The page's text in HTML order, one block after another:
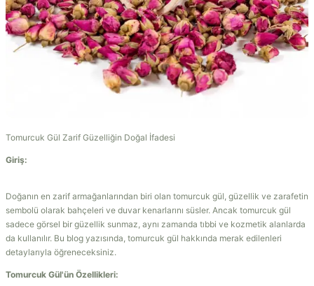
Tomurcuk Gül Zarif Güzelliğin Doğal İfadesi
Giriş:
Doğanın en zarif armağanlarından biri olan tomurcuk gül, güzellik ve zarafetin
sembolü olarak bahçeleri ve duvar kenarlarını süsler. Ancak tomurcuk gül
sadece görsel bir güzellik sunmaz, aynı zamanda tıbbi ve kozmetik alanlarda
da kullanılır. Bu blog yazısında, tomurcuk gül hakkında merak edilenleri
detaylarıyla öğreneceksiniz.
Tomurcuk Gül'ün Özellikleri: